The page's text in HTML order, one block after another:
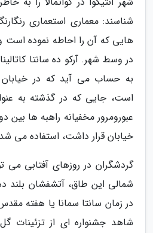
شناسند: معماری استعماری
هایی که آن را احاطه نموده
در وسط شهر. آرکو ده سانتا
به حساب می آید که در خیابان
است، جایی که در گذشته به
عبورومرور مخفیانه راهبه ها
خیابان قرار داشت، استفاده می
گردشگران در روزهای آفتابی می
شمالی این طاق، آتشفشان بلند
در زمان سانتا سمانا یا هفته
شاهد جشنواره ای از تزئینات